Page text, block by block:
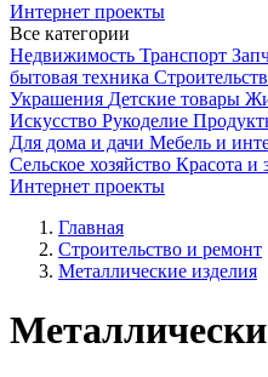
Интернет проекты
Все категории
Недвижимость Транспорт
бытовая техника
Украшения Детские товары
Искусство Рукоделие
Для дома и дачи Мебель и
Сельское хозяйство Красота и
Интернет проекты
Главная
Строительство и ремонт
Металлические изделия